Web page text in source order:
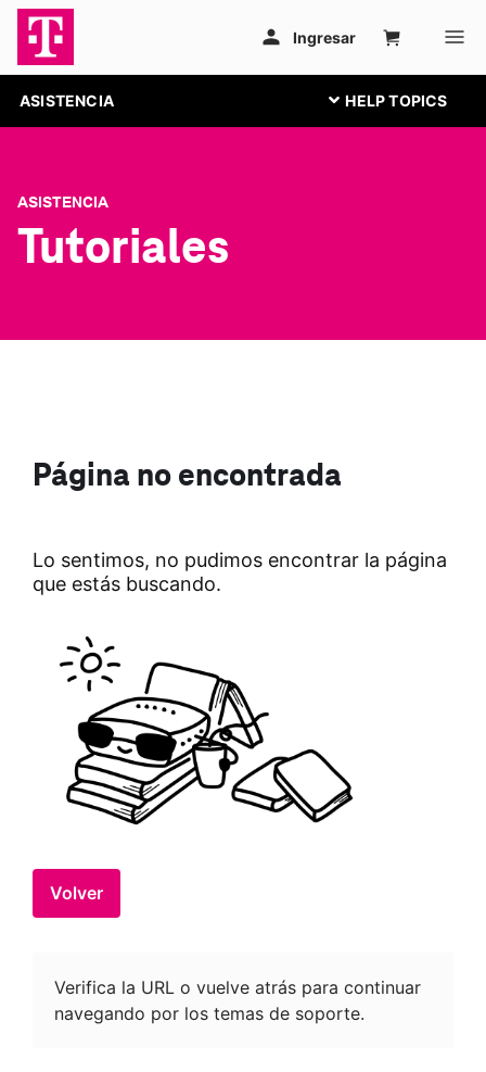
ASISTENCIA
ASISTENCIA
Tutoriales